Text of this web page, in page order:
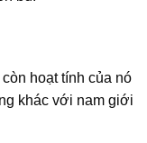
hoạt tính của nó
khác với nam giới